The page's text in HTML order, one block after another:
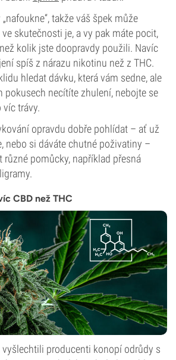
takže váš špek může
skutečnosti je, a vy pak máte pocit,
kolik jste doopravdy použili. Navíc
spíš z nárazu nikotinu než z THC.
hledat dávku, která vám sedne, ale
pokusech necítíte zhulení, nebojte se
trávy.
opravdu dobře pohlídat – ať už
nebo si dáváte chutné poživatiny –
pomůcky, například přesná
CBD než THC
producenti konopí odrůdy s